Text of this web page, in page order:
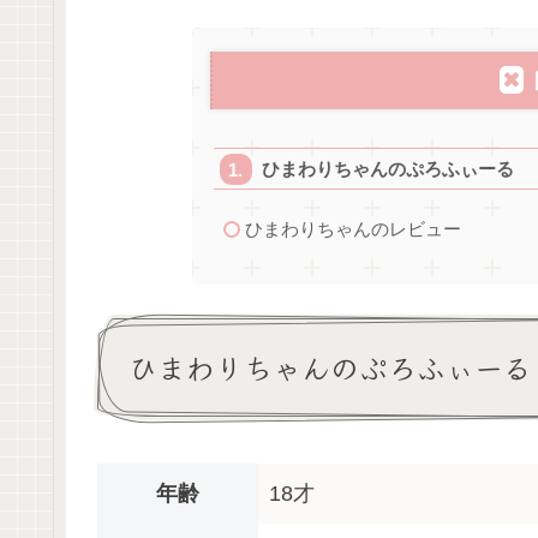
ひまわりちゃんのぷろふぃーる
ひまわりちゃんのレビュー
ひまわりちゃんのぷろふぃーる
年齢 18才